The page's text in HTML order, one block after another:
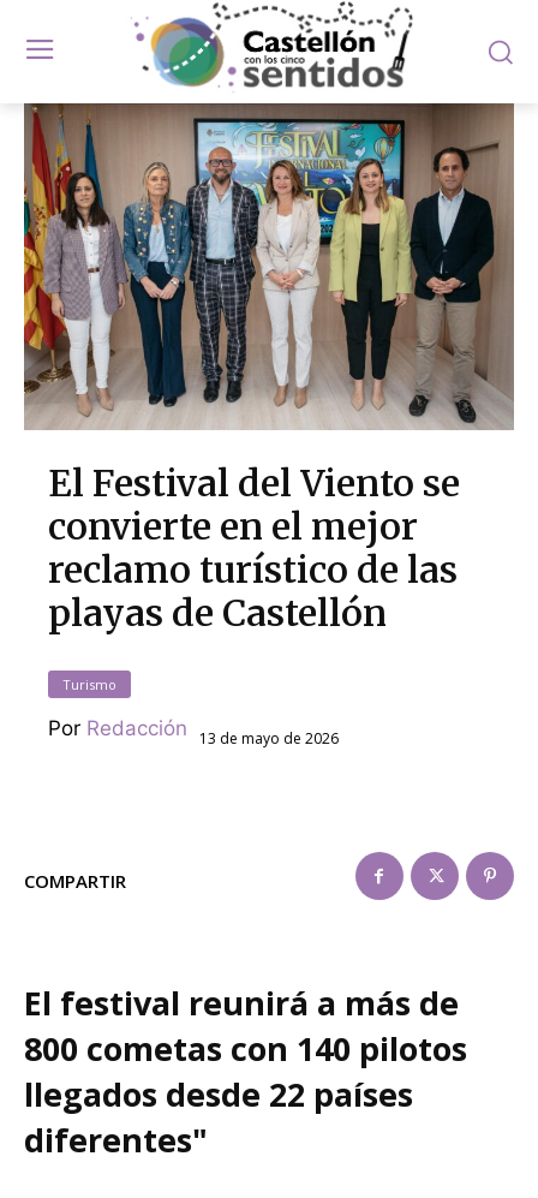
El Festival del Viento se
convierte en el mejor
reclamo turístico de las
playas de Castellón
Turismo
Por Redacción 13 de mayo de 2026
COMPARTIR
El festival reunirá a más de
800 cometas con 140 pilotos
llegados desde 22 países
diferentes"